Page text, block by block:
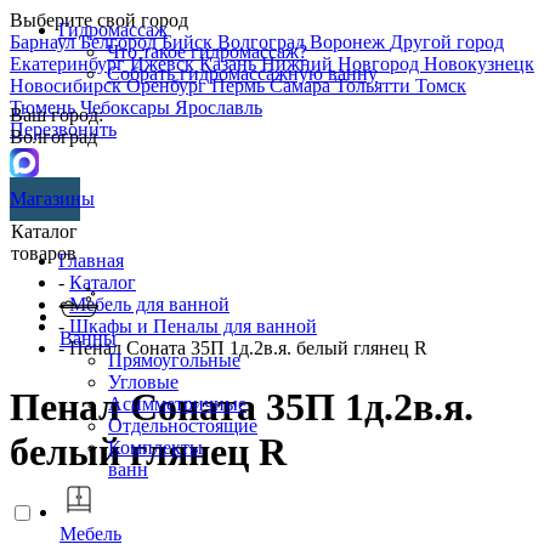
Выберите свой город
БарнаулБелгородБийск ВолгоградВоронеж Другой город
ЕкатеринбургИжевскКазаньНижний Новгород Новокузнецк
НовосибирскОренбургПермьСамараТольятти Томск
ТюменьЧебоксары Ярославль
Перезвонить
Гидромассаж
Что такое гидромассаж?
Собрать гидромассажную ванну
Ваш город:
Волгоград
Магазины
Каталог
товаров
Ванны
Прямоугольные
Угловые
Асимметричные
Отдельностоящие
Комплекты
ванн
Мебель
Главная
- Каталог
-Мебель для ванной
- Шкафы и Пеналы для ванной
- Пенал Соната 35П 1д.2в.я. белый глянец R
Пенал Соната 35П 1д.2в.я.
белый глянец R